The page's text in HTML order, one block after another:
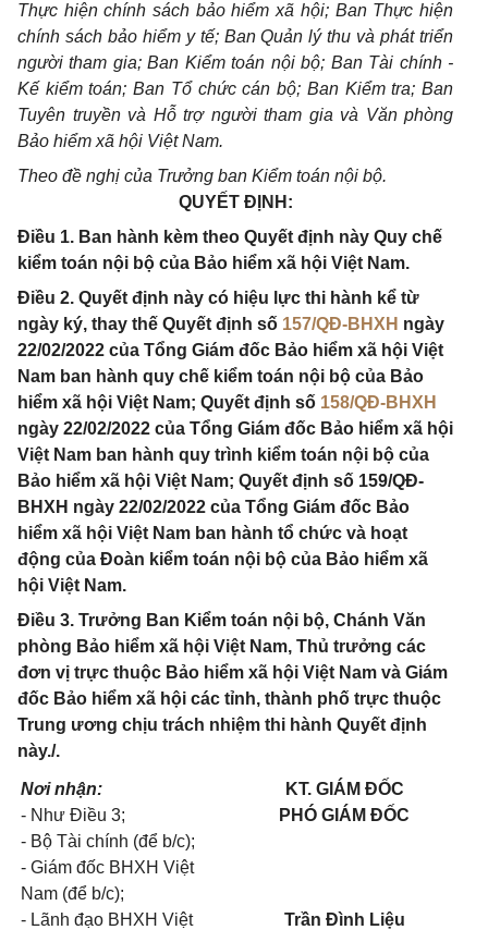
Thực hiện chính sách bảo hiểm xã hội; Ban Thực hiện
chính sách bảo hiểm y tế; Ban Quản lý thu và phát triển
người tham gia; Ban Kiểm toán nội bộ; Ban Tài chính -
Kế kiểm toán; Ban Tổ chức cán bộ; Ban Kiểm tra; Ban
Tuyên truyền và Hỗ trợ người tham gia và Văn phòng
Bảo hiểm xã hội Việt Nam.
Theo đề nghị của Trưởng ban Kiểm toán nội bộ.
QUYẾT ĐỊNH:
Điều 1. Ban hành kèm theo Quyết định này Quy chế
kiểm toán nội bộ của Bảo hiểm xã hội Việt Nam.
Điều 2. Quyết định này có hiệu lực thi hành kể từ
ngày ký, thay thế Quyết định số 157/QĐ-BHXH ngày
22/02/2022 của Tổng Giám đốc Bảo hiểm xã hội Việt
Nam ban hành quy chế kiểm toán nội bộ của Bảo
hiểm xã hội Việt Nam; Quyết định số 158/QĐ-BHXH
ngày 22/02/2022 của Tổng Giám đốc Bảo hiểm xã hội
Việt Nam ban hành quy trình kiểm toán nội bộ của
Bảo hiểm xã hội Việt Nam; Quyết định số 159/QĐ-
BHXH ngày 22/02/2022 của Tổng Giám đốc Bảo
hiểm xã hội Việt Nam ban hành tổ chức và hoạt
động của Đoàn kiểm toán nội bộ của Bảo hiểm xã
hội Việt Nam.
Điều 3. Trưởng Ban Kiểm toán nội bộ, Chánh Văn
phòng Bảo hiểm xã hội Việt Nam, Thủ trưởng các
đơn vị trực thuộc Bảo hiểm xã hội Việt Nam và Giám
đốc Bảo hiểm xã hội các tỉnh, thành phố trực thuộc
Trung ương chịu trách nhiệm thi hành Quyết định
này./.
Nơi nhận:
- Như Điều 3;
- Bộ Tài chính (để b/c);
- Giám đốc BHXH Việt
Nam (để b/c);
- Lãnh đạo BHXH Việt
KT. GIÁM ĐỐC
PHÓ GIÁM ĐỐC
Trần Đình Liệu